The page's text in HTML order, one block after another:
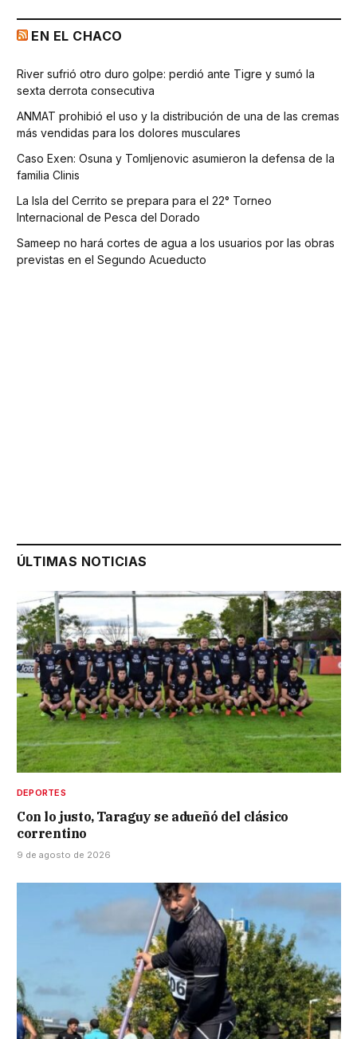
EN EL CHACO
River sufrió otro duro golpe: perdió ante Tigre y sumó la
sexta derrota consecutiva
ANMAT prohibió el uso y la distribución de una de las cremas
más vendidas para los dolores musculares
Caso Exen: Osuna y Tomljenovic asumieron la defensa de la
familia Clinis
La Isla del Cerrito se prepara para el 22° Torneo
Internacional de Pesca del Dorado
Sameep no hará cortes de agua a los usuarios por las obras
previstas en el Segundo Acueducto
ÚLTIMAS NOTICIAS
DEPORTES
Con lo justo, Taraguy se adueñó del clásico
correntino
9 de agosto de 2026